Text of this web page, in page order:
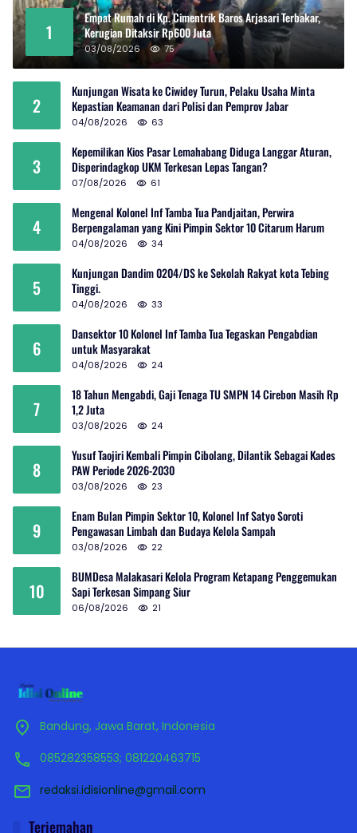
1
Empat Rumah di Kp. Cimentrik Baros Arjasari Terbakar,
Kerugian Ditaksir Rp600 Juta
03/08/2026 75
2
Kunjungan Wisata ke Ciwidey Turun, Pelaku Usaha Minta
Kepastian Keamanan dari Polisi dan Pemprov Jabar
04/08/2026 63
3
Kepemilikan Kios Pasar Lemahabang Diduga Langgar Aturan,
Disperindagkop UKM Terkesan Lepas Tangan?
07/08/2026 61
4
Mengenal Kolonel Inf Tamba Tua Pandjaitan, Perwira
Berpengalaman yang Kini Pimpin Sektor 10 Citarum Harum
04/08/2026 34
5
Kunjungan Dandim 0204/DS ke Sekolah Rakyat kota Tebing
Tinggi.
04/08/2026 33
6
Dansektor 10 Kolonel Inf Tamba Tua Tegaskan Pengabdian
untuk Masyarakat
04/08/2026 24
7
18 Tahun Mengabdi, Gaji Tenaga TU SMPN 14 Cirebon Masih Rp
1,2 Juta
03/08/2026 24
8
Yusuf Taojiri Kembali Pimpin Cibolang, Dilantik Sebagai Kades
PAW Periode 2026-2030
03/08/2026 23
9
Enam Bulan Pimpin Sektor 10, Kolonel Inf Satyo Soroti
Pengawasan Limbah dan Budaya Kelola Sampah
03/08/2026 22
10
BUMDesa Malakasari Kelola Program Ketapang Penggemukan
Sapi Terkesan Simpang Siur
06/08/2026 21
Bandung, Jawa Barat, Indonesia
085282358553; 081220463715
redaksi.idisionline@gmail.com
Terjemahan